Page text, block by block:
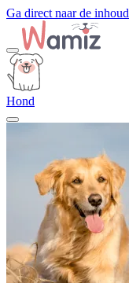
Ga direct naar de inhoud
Hond